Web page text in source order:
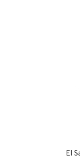
Tilaus- ja
El